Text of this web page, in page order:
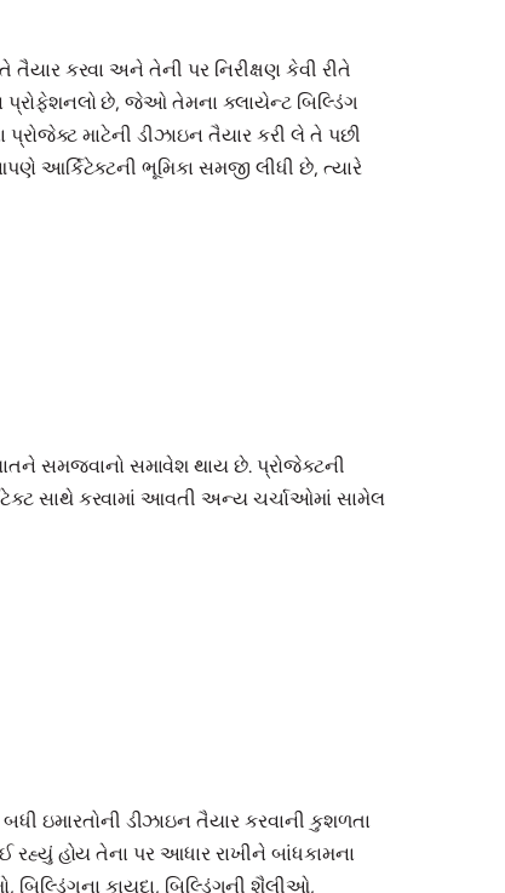
કરવા અને તેની પર નિરીક્ષણ કેવી રીતે
પ્રોફેશનલો છે, જેઓ તેમના ક્લાયેન્ટ બિલ્ડિંગ
માટેની ડીઝાઇન તૈયાર કરી લે તે પછી
ભૂમિકા સમજી લીધી છે, ત્યારે
સમજવાનો સમાવેશ થાય છે. પ્રોજેક્ટની
સાથે કરવામાં આવતી અન્ય ચર્ચાઓમાં સામેલ
ઇમારતોની ડીઝાઇન તૈયાર કરવાની કુશળતા
રહ્યું હોય તેના પર આધાર રાખીને બાંધકામના
કાયદા, બિલ્ડિંગની શૈલીઓ,